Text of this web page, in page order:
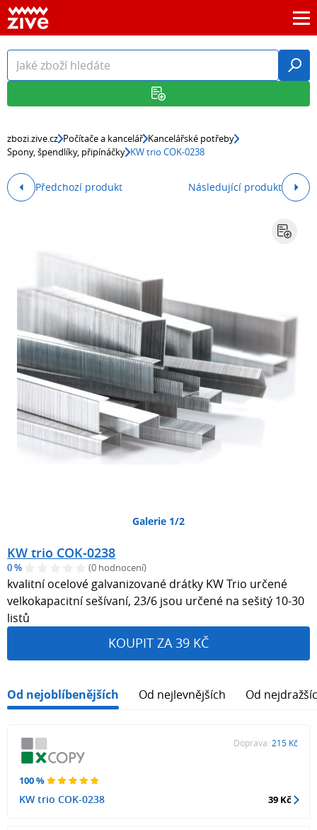
zbozi.zive.cz Počítače a kancelář Kancelářské potřeby
Spony, špendlíky, připínáčky KW trio COK-0238
Předchozí produkt Následující produkt
Galerie 1/2
KW trio COK-0238
0 % (0 hodnocení)
kvalitní ocelové galvanizované drátky KW Trio určené
velkokapacitní sešívaní, 23/6 jsou určené na sešitý 10-30
listů
KOUPIT ZA 39 KČ
Od nejoblíbenějších Od nejlevnějších Od
100 %
KW trio COK-0238
Doprava: 215 Kč
39 Kč